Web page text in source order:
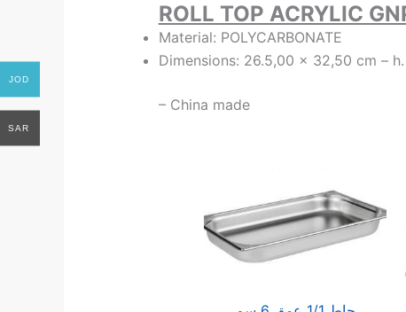
ROLL TOP ACRYLIC
Material: POLYCARBONATE
Dimensions: 26.5,00 x 32,50 cm – h.
– China made
JOD
SAR